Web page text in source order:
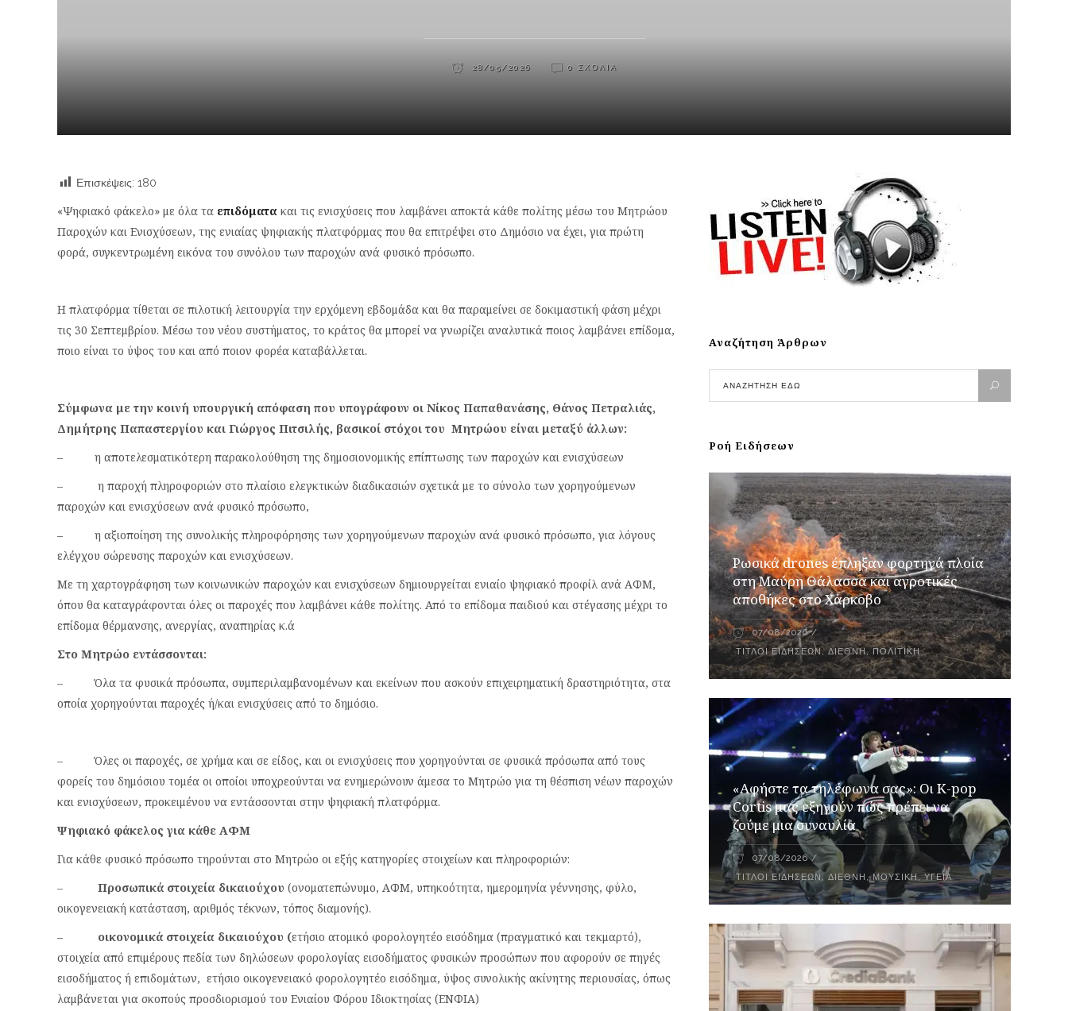
28/05/2026 0 ΣΧΌΛΙΑ
Επισκέψεις: 180
«Ψηφιακό φάκελο» με όλα τα επιδόματα και τις ενισχύσεις που λαμβάνει αποκτά κάθε πολίτης μέσω του Μητρώου
Παροχών και Ενισχύσεων, της ενιαίας ψηφιακής πλατφόρμας που θα επιτρέψει στο Δημόσιο να έχει, για πρώτη
φορά, συγκεντρωμένη εικόνα του συνόλου των παροχών ανά φυσικό πρόσωπο.
Η πλατφόρμα τίθεται σε πιλοτική λειτουργία την ερχόμενη εβδομάδα και θα παραμείνει σε δοκιμαστική φάση μέχρι
τις 30 Σεπτεμβρίου. Μέσω του νέου συστήματος, το κράτος θα μπορεί να γνωρίζει αναλυτικά ποιος λαμβάνει επίδομα,
ποιο είναι το ύψος του και από ποιον φορέα καταβάλλεται.
Σύμφωνα με την κοινή υπουργική απόφαση που υπογράφουν οι Νίκος Παπαθανάσης, Θάνος Πετραλιάς,
Δημήτρης Παπαστεργίου και Γιώργος Πιτσιλής, βασικοί στόχοι του Μητρώου είναι μεταξύ άλλων:
– η αποτελεσματικότερη παρακολούθηση της δημοσιονομικής επίπτωσης των παροχών και ενισχύσεων
– η παροχή πληροφοριών στο πλαίσιο ελεγκτικών διαδικασιών σχετικά με το σύνολο των χορηγούμενων
παροχών και ενισχύσεων ανά φυσικό πρόσωπο,
– η αξιοποίηση της συνολικής πληροφόρησης των χορηγούμενων παροχών ανά φυσικό πρόσωπο, για λόγους
ελέγχου σώρευσης παροχών και ενισχύσεων.
Με τη χαρτογράφηση των κοινωνικών παροχών και ενισχύσεων δημιουργείται ενιαίο ψηφιακό προφίλ ανά ΑΦΜ,
όπου θα καταγράφονται όλες οι παροχές που λαμβάνει κάθε πολίτης. Από το επίδομα παιδιού και στέγασης μέχρι το
επίδομα θέρμανσης, ανεργίας, αναπηρίας κ.ά
Στο Μητρώο εντάσσονται:
– Όλα τα φυσικά πρόσωπα, συμπεριλαμβανομένων και εκείνων που ασκούν επιχειρηματική δραστηριότητα, στα
οποία χορηγούνται παροχές ή/και ενισχύσεις από το δημόσιο.
– Όλες οι παροχές, σε χρήμα και σε είδος, και οι ενισχύσεις που χορηγούνται σε φυσικά πρόσωπα από τους
φορείς του δημόσιου τομέα οι οποίοι υποχρεούνται να ενημερώνουν άμεσα το Μητρώο για τη θέσπιση νέων παροχών
και ενισχύσεων, προκειμένου να εντάσσονται στην ψηφιακή πλατφόρμα.
Ψηφιακό φάκελος για κάθε ΑΦΜ
Για κάθε φυσικό πρόσωπο τηρούνται στο Μητρώο οι εξής κατηγορίες στοιχείων και πληροφοριών:
– Προσωπικά στοιχεία δικαιούχου (ονοματεπώνυμο, ΑΦΜ, υπηκοότητα, ημερομηνία γέννησης, φύλο,
οικογενειακή κατάσταση, αριθμός τέκνων, τόπος διαμονής).
–
οικονομικά στοιχεία δικαιούχου (ετήσιο ατομικό φορολογητέο εισόδημα (πραγματικό και τεκμαρτό),
στοιχεία από επιμέρους πεδία των δηλώσεων φορολογίας εισοδήματος φυσικών προσώπων που αφορούν σε πηγές
εισοδήματος ή επιδομάτων, ετήσιο οικογενειακό φορολογητέο εισόδημα, ύψος συνολικής ακίνητης περιουσίας, όπως
λαμβάνεται για σκοπούς προσδιορισμού του Ενιαίου Φόρου Ιδιοκτησίας (ΕΝΦΙΑ)
Αναζήτηση Άρθρων
Ροή Ειδήσεων
Ρωσικά drones έπληξαν φορτηγά πλοία
στη Μαύρη Θάλασσα και αγροτικές
αποθήκες στο Χάρκοβο
07/08/2026
ΤΊΤΛΟΙ ΕΙΔΉΣΕΩΝ,ΔΙΕΘΝΉ,ΠΟΛΙΤΙΚΉ
«Αφήστε τα τηλέφωνα σας»: Οι K-pop
Cortis μας εξηγούν πώς πρέπει να
ζούμε μια συναυλία
07/08/2026
ΤΊΤΛΟΙ ΕΙΔΉΣΕΩΝ ,ΔΙΕΘΝΉ ,ΜΟΥΣΙΚΉ,ΥΓΕΊΑ